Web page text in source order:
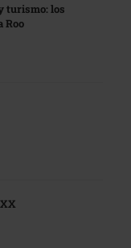
turismo: los
Roo